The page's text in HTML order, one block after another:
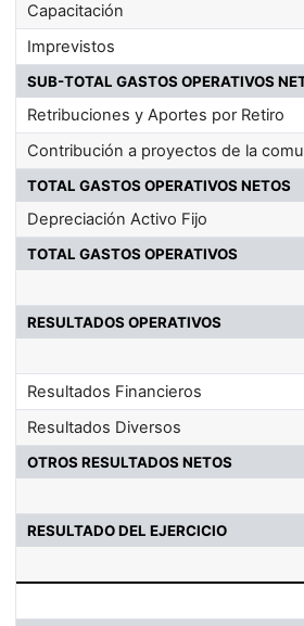
Capacitación
Imprevistos
SUB-TOTAL GASTOS OPERATIVOS
Retribuciones y Aportes por Retiro
Contribución a proyectos de la
TOTAL GASTOS OPERATIVOS NETOS
Depreciación Activo Fijo
TOTAL GASTOS OPERATIVOS
RESULTADOS OPERATIVOS
Resultados Financieros
Resultados Diversos
OTROS RESULTADOS NETOS
RESULTADO DEL EJERCICIO